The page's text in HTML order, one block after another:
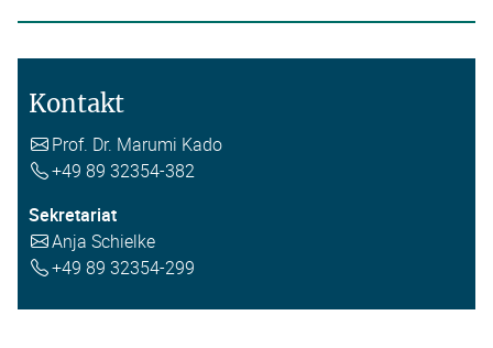
Kontakt
Prof. Dr. Marumi Kado
+49 89 32354-382
Sekretariat
Anja Schielke
+49 89 32354-299